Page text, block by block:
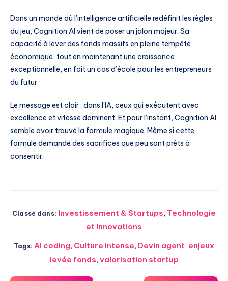
Dans un monde où l’intelligence artificielle redéfinit les règles
du jeu, Cognition AI vient de poser un jalon majeur. Sa
capacité à lever des fonds massifs en pleine tempête
économique, tout en maintenant une croissance
exceptionnelle, en fait un cas d’école pour les entrepreneurs
du futur.
Le message est clair : dans l’IA, ceux qui exécutent avec
excellence et vitesse dominent. Et pour l’instant, Cognition AI
semble avoir trouvé la formule magique. Même si cette
formule demande des sacrifices que peu sont prêts à
consentir.
Classé dans: Investissement & Startups, Technologie
et Innovations
Tags: AI coding, Culture intense, Devin agent, enjeux
levée fonds, valorisation startup